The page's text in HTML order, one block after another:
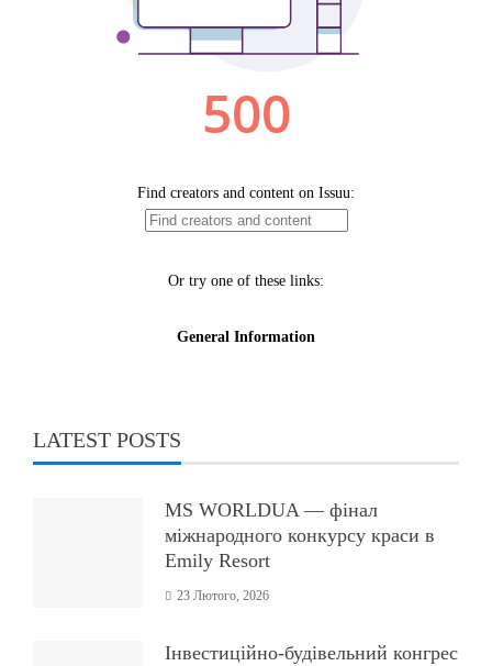
LATEST POSTS
MS WORLDUA — фінал
міжнародного конкурсу краси в
Emily Resort
23 Лютого, 2026
Інвестиційно-будівельний конгрес